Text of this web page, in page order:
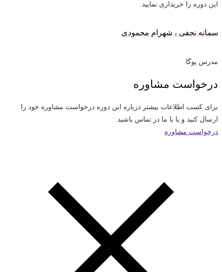
این دوره را خریداری نمایید.
سمانه نجفی ، شهرام محمودی
مدرس یوگا
درخواست مشاوره
برای کسب اطلاعات بیشتر درباره این دوره درخواست مشاوره خود را
ارسال کنید و یا با ما در تماس باشید.
درخواست مشاوره